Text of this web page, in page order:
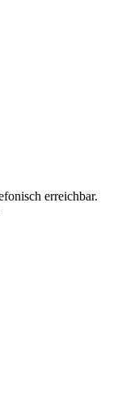
erreichbar.